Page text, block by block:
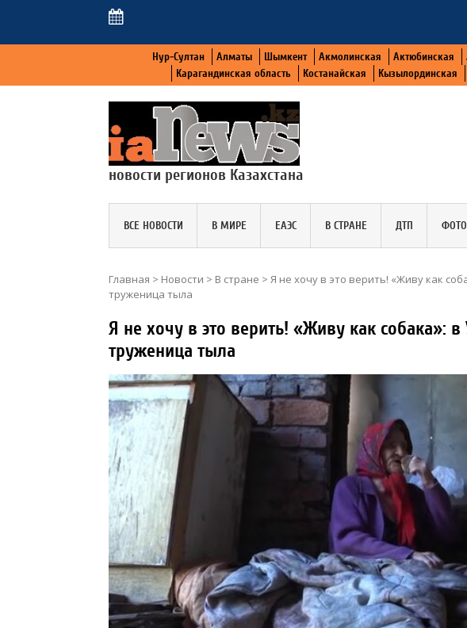
Нур-Султан Алматы Шымкент Акмолинская Актюбинская
Карагандинская область
Костанайская Кызылординская
новости регионов Казахстана
ВСЕ НОВОСТИ В МИРЕ ЕАЭС В СТРАНЕ ДТП
Главная > Новости > В стране > Я не хочу в это верить! «Живу как
труженица тыла
Я не хочу в это верить! «Живу как собака»:
труженица тыла